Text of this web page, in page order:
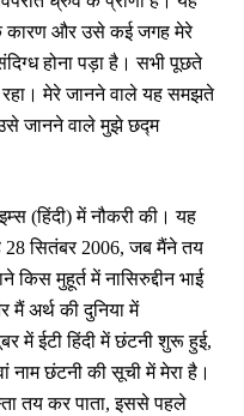
कारण और उसे कई जगह मेरे
होना पड़ा है। सभी पूछते
रहा। मेरे जानने वाले यह समझते
जानने वाले मुझे छद्म
(हिंदी) में नौकरी की। यह
28 सितंबर 2006, जब मैंने तय
मुहूर्त में नासिरुद्दीन भाई
अर्थ की दुनिया में
में ईटी हिंदी में छंटनी शुरू हुई,
नाम छंटनी की सूची में मेरा है।
तय कर पाता, इससे पहले